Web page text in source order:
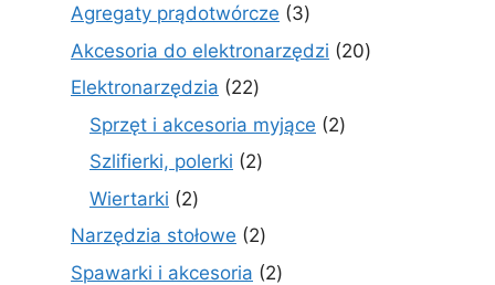
Agregaty prądotwórcze 33
produkty
Akcesoria do elektronarzędzi 2020
Elektronarzędzia 2222
produkty
Sprzęt i akcesoria myjące 22
Szlifierki, polerki 22
Wiertarki 22
produkty
Narzędzia stołowe 22
produkty
Spawarki i akcesoria 22